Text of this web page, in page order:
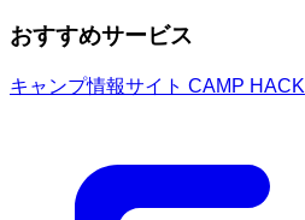
おすすめサービス
キャンプ情報サイト CAMP HACK